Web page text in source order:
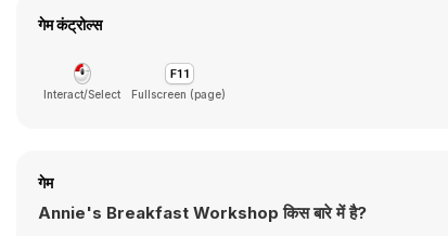
गेम कंट्रोल्स
Interact/Select Fullscreen (page)
गेम
Annie's Breakfast Workshop किस बारे में है?